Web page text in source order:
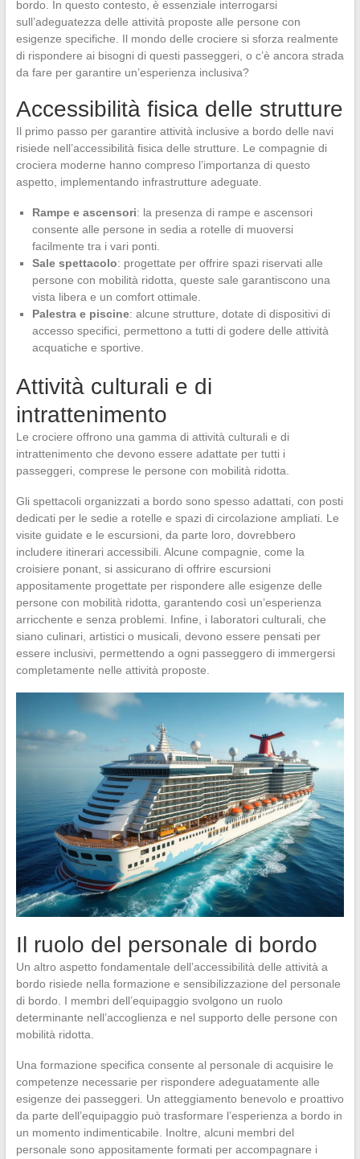
bordo. In questo contesto, è essenziale interrogarsi
sull’adeguatezza delle attività proposte alle persone con
esigenze specifiche. Il mondo delle crociere si sforza realmente
di rispondere ai bisogni di questi passeggeri, o c’è ancora strada
da fare per garantire un’esperienza inclusiva?
Accessibilità fisica delle strutture
Il primo passo per garantire attività inclusive a bordo delle navi
risiede nell’accessibilità fisica delle strutture. Le compagnie di
crociera moderne hanno compreso l’importanza di questo
aspetto, implementando infrastrutture adeguate.
Rampe e ascensori: la presenza di rampe e ascensori
consente alle persone in sedia a rotelle di muoversi
facilmente tra i vari ponti.
Sale spettacolo: progettate per offrire spazi riservati alle
persone con mobilità ridotta, queste sale garantiscono una
vista libera e un comfort ottimale.
Palestra e piscine: alcune strutture, dotate di dispositivi di
accesso specifici, permettono a tutti di godere delle attività
acquatiche e sportive.
Attività culturali e di
intrattenimento
Le crociere offrono una gamma di attività culturali e di
intrattenimento che devono essere adattate per tutti i
passeggeri, comprese le persone con mobilità ridotta.
Gli spettacoli organizzati a bordo sono spesso adattati, con posti
dedicati per le sedie a rotelle e spazi di circolazione ampliati. Le
visite guidate e le escursioni, da parte loro, dovrebbero
includere itinerari accessibili. Alcune compagnie, come la
croisiere ponant, si assicurano di offrire escursioni
appositamente progettate per rispondere alle esigenze delle
persone con mobilità ridotta, garantendo così un’esperienza
arricchente e senza problemi. Infine, i laboratori culturali, che
siano culinari, artistici o musicali, devono essere pensati per
essere inclusivi, permettendo a ogni passeggero di immergersi
completamente nelle attività proposte.
Il ruolo del personale di bordo
Un altro aspetto fondamentale dell’accessibilità delle attività a
bordo risiede nella formazione e sensibilizzazione del personale
di bordo. I membri dell’equipaggio svolgono un ruolo
determinante nell’accoglienza e nel supporto delle persone con
mobilità ridotta.
Una formazione specifica consente al personale di acquisire le
competenze necessarie per rispondere adeguatamente alle
esigenze dei passeggeri. Un atteggiamento benevolo e proattivo
da parte dell’equipaggio può trasformare l’esperienza a bordo in
un momento indimenticabile. Inoltre, alcuni membri del
personale sono appositamente formati per accompagnare i